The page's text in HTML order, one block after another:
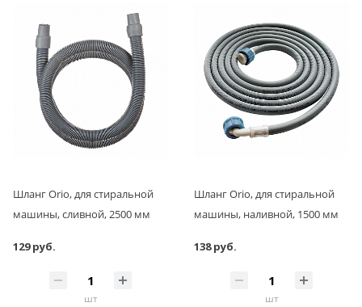
Шланг Orio, для стиральной
машины, сливной, 2500 мм
129 руб.
шт
Шланг Orio, для стиральной
машины, наливной, 1500 мм
138 руб.
шт